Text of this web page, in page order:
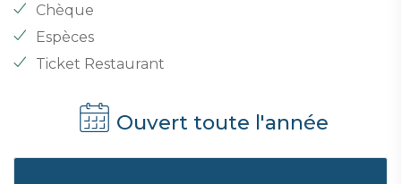
Chèque
Espèces
Ticket Restaurant
Ouvert toute l'année